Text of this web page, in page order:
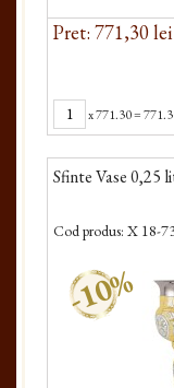
Pret: 771,30 lei
x771.30=
Sfinte Vase 0,25
Cod produs: X 18-
-10%